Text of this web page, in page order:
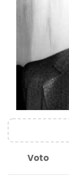
Voto